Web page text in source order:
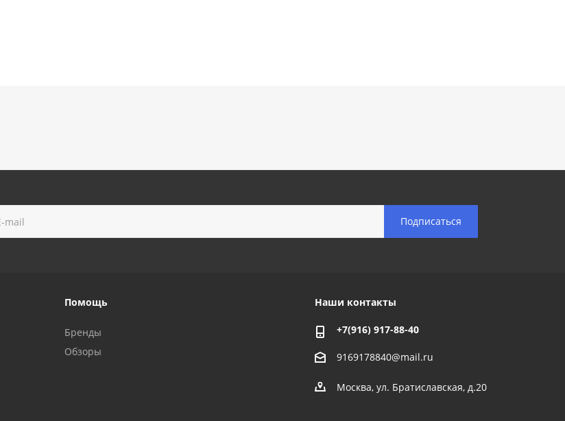
Помощь
Бренды
Обзоры
Наши контакты
+7(916) 917-88-40
9169178840@mail.ru
Москва, ул. Братиславская, д.20